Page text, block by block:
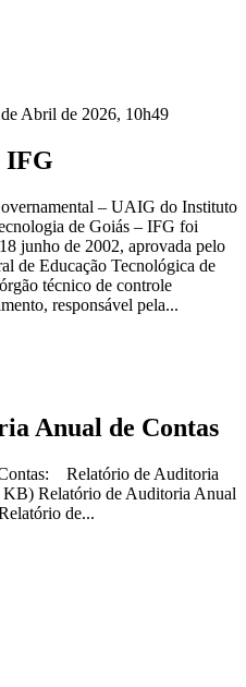
Abril de 2026, 10h49
IFG
– UAIG do Instituto
de Goiás – IFG foi
junho de 2002, aprovada pelo
de Educação Tecnológica de
técnico de controle
responsável pela...
Anual de Contas
Relatório de Auditoria
Relatório de Auditoria Anual
de...